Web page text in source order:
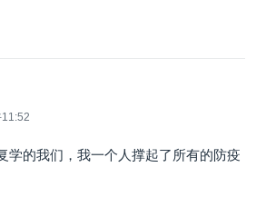
学的我们，我一个人撑起了所有的防疫